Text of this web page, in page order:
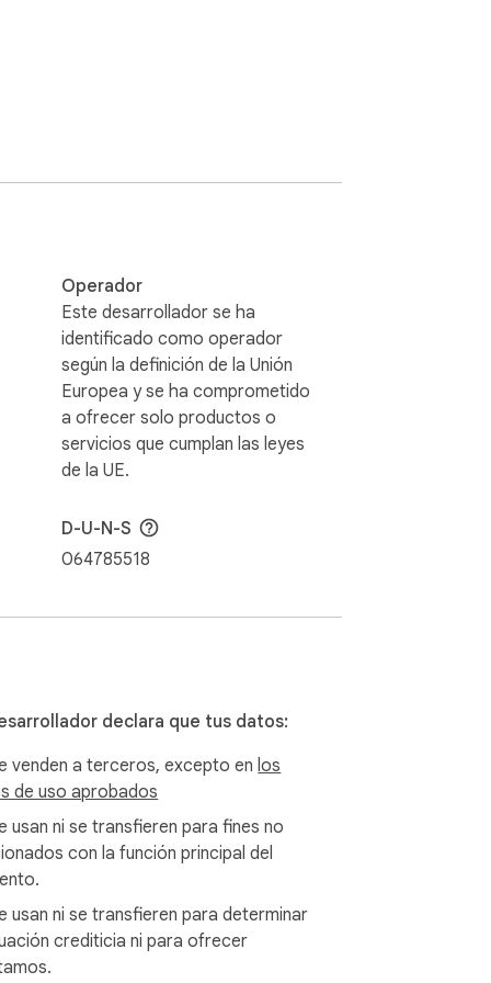
de Gmail™, elija un archivo de su
contraseña directamente en su
contraseña antes de que el destinatario
de vencimiento, el enlace deja de
sensibles al tiempo, propuestas y
registra la dirección IP del
compartido recibe su propio panel de
del país?"
Dos clics bastan para crear e insertar
seguro existente" para reutilizarlo en
introducen la contraseña y descargan.
de 5 GB, el enlace funciona igual.
Los administradores pueden
- ideal para equipos con requisitos de
Operador
Este desarrollador se ha
identificado como operador
según la definición de la Unión
Europea y se ha comprometido
a ofrecer solo productos o
servicios que cumplan las leyes
de la UE.
D-U-N-S
064785518
declara que tus datos:
venden a terceros, excepto en los
de uso aprobados
usan ni se transfieren para fines no
con la función principal del
usan ni se transfieren para determinar
crediticia ni para ofrecer